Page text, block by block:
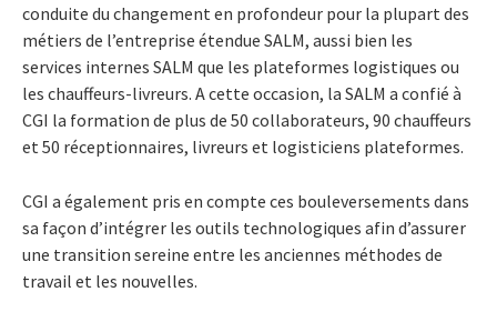
conduite du changement en profondeur pour la plupart des
métiers de l’entreprise étendue SALM, aussi bien les
services internes SALM que les plateformes logistiques ou
les chauffeurs-livreurs. A cette occasion, la SALM a confié à
CGI la formation de plus de 50 collaborateurs, 90 chauffeurs
et 50 réceptionnaires, livreurs et logisticiens plateformes.
CGI a également pris en compte ces bouleversements dans
sa façon d’intégrer les outils technologiques afin d’assurer
une transition sereine entre les anciennes méthodes de
travail et les nouvelles.